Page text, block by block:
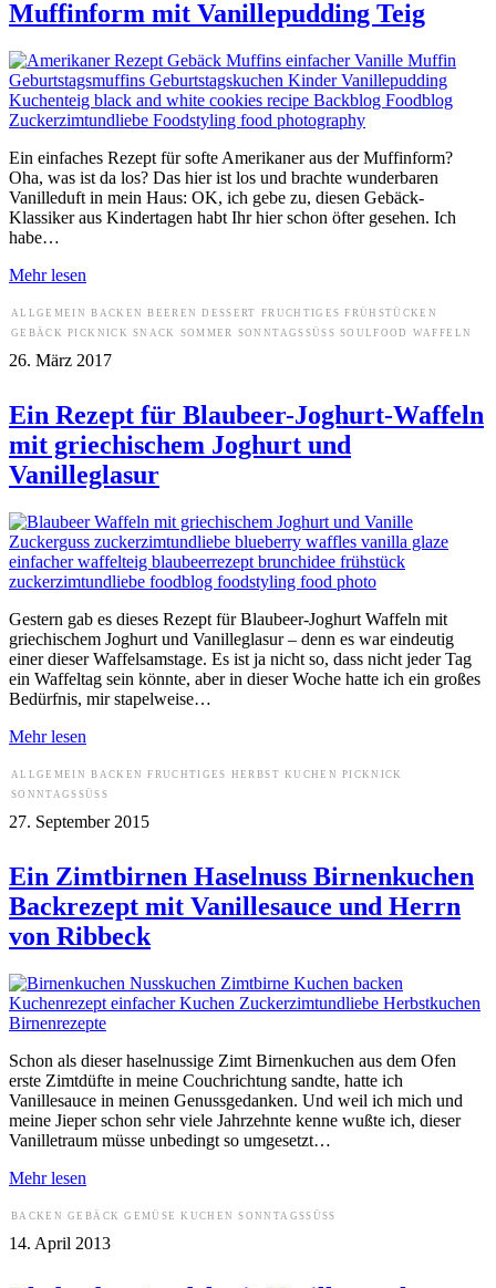
Muffinform mit Vanillepudding Teig
Ein einfaches Rezept für softe Amerikaner aus der Muffinform?
Oha, was ist da los? Das hier ist los und brachte wunderbaren
Vanilleduft in mein Haus: OK, ich gebe zu, diesen Gebäck-
Klassiker aus Kindertagen habt Ihr hier schon öfter gesehen. Ich
habe…
Mehr lesen
ALLGEMEIN BACKEN BEEREN DESSERT FRUCHTIGES FRÜHSTÜCKEN
GEBÄCK
PICKNICK SNACK SOMMER SONNTAGSSÜSS SOULFOOD WAFFELN
26. März 2017
Ein Rezept für Blaubeer-Joghurt-Waffeln
mit griechischem Joghurt und
Vanilleglasur
Gestern gab es dieses Rezept für Blaubeer-Joghurt Waffeln mit
griechischem Joghurt und Vanilleglasur – denn es war eindeutig
einer dieser Waffelsamstage. Es ist ja nicht so, dass nicht jeder Tag
ein Waffeltag sein könnte, aber in dieser Woche hatte ich ein großes
Bedürfnis, mir stapelweise…
Mehr lesen
ALLGEMEIN BACKEN FRUCHTIGES HERBST KUCHEN PICKNICK
SONNTAGSSÜSS
27. September 2015
Ein Zimtbirnen Haselnuss Birnenkuchen
Backrezept mit Vanillesauce und Herrn
von Ribbeck
Schon als dieser haselnussige Zimt Birnenkuchen aus dem Ofen
erste Zimtdüfte in meine Couchrichtung sandte, hatte ich
Vanillesauce in meinen Genussgedanken. Und weil ich mich und
meine Jieper schon sehr viele Jahrzehnte kenne wußte ich, dieser
Vanilletraum müsse unbedingt so umgesetzt…
Mehr lesen
BACKEN GEBÄCK GEMÜSE KUCHEN SONNTAGSSÜSS
14. April 2013